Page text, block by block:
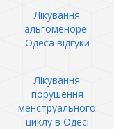
Лікування
альгоменореї
Одеса відгуки
Лікування
порушення
менструального
циклу в Одесі